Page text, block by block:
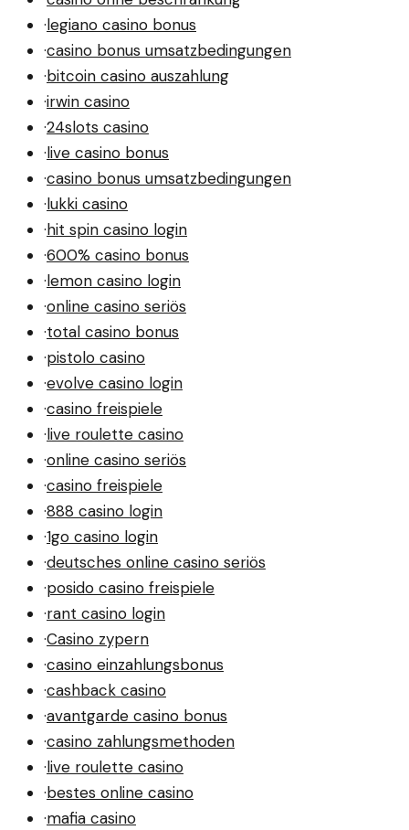
·legiano casino bonus
·casino bonus umsatzbedingungen
·bitcoin casino auszahlung
·irwin casino
·24slots casino
·live casino bonus
·casino bonus umsatzbedingungen
·lukki casino
·hit spin casino login
·600% casino bonus
·lemon casino login
·online casino seriös
·total casino bonus
·pistolo casino
·evolve casino login
·casino freispiele
·live roulette casino
·online casino seriös
·casino freispiele
·888 casino login
·1go casino login
·deutsches online casino seriös
·posido casino freispiele
·rant casino login
·Casino zypern
·casino einzahlungsbonus
·cashback casino
·avantgarde casino bonus
·casino zahlungsmethoden
·live roulette casino
·bestes online casino
·mafia casino